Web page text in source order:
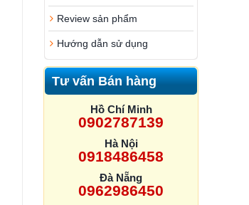
Review sản phẩm
Hướng dẫn sử dụng
Tư vấn Bán hàng
Hồ Chí Minh
0902787139
Hà Nội
0918486458
Đà Nẵng
0962986450